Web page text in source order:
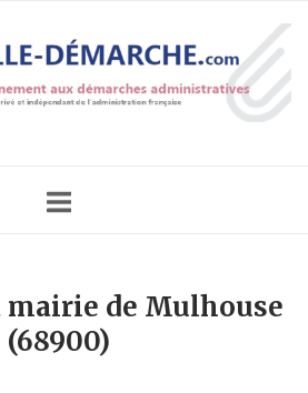
mairie de Mulhouse
(68900)